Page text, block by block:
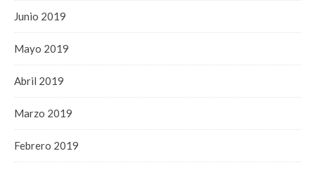
Junio 2019
Mayo 2019
Abril 2019
Marzo 2019
Febrero 2019